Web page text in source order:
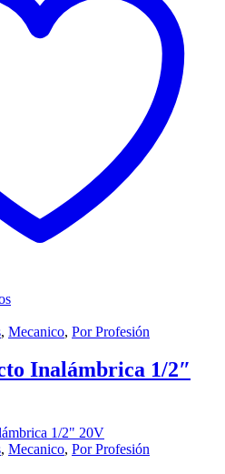
, Mecanico, Por Profesión
Inalámbrica 1/2″
, Mecanico, Por Profesión